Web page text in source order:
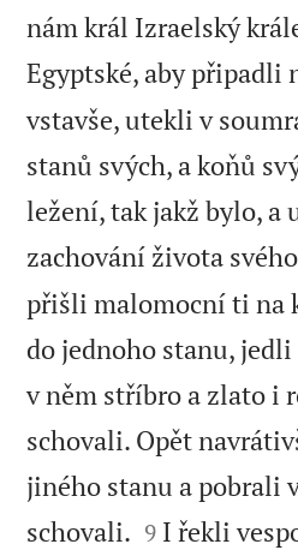
nám král Izraelský
Egyptské, aby připadli
vstavše, utekli v
stanů svých, a koňů
ležení, tak jakž bylo, a
zachování života
přišli malomocní ti na
do jednoho stanu,
v něm stříbro a zlato i
schovali. Opět
jiného stanu a pobrali
schovali. 

9 I řekli